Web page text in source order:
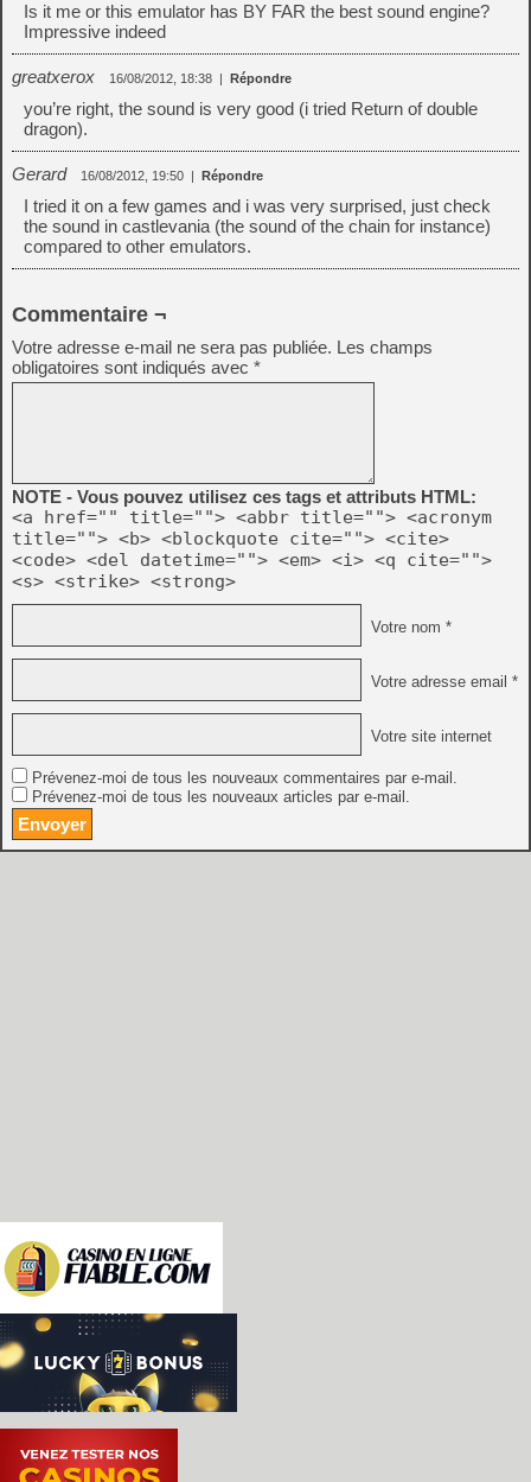
Is it me or this emulator has BY FAR the best sound engine?
Impressive indeed
greatxerox 16/08/2012, 18:38 | Répondre
you’re right, the sound is very good (i tried Return of double
dragon).
Gerard 16/08/2012, 19:50 | Répondre
I tried it on a few games and i was very surprised, just check
the sound in castlevania (the sound of the chain for instance)
compared to other emulators.
Commentaire ¬
Votre adresse e-mail ne sera pas publiée. Les champs
obligatoires sont indiqués avec *
NOTE - Vous pouvez utilisez ces tags et attributs HTML:
<a href="" title=""> <abbr title=""> <acronym
title=""> <b> <blockquote cite=""> <cite>
<code> <del datetime=""> <em> <i> <q cite="">
<s> <strike> <strong>
Votre nom *
Votre adresse email *
Votre site internet
Prévenez-moi de tous les nouveaux commentaires par e-mail.
Prévenez-moi de tous les nouveaux articles par e-mail.